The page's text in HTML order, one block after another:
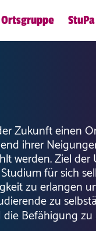
Ortsgruppe
Zukunft einen
ihrer
werden. Ziel
für sich
zu erlangen
zu
Befähigung